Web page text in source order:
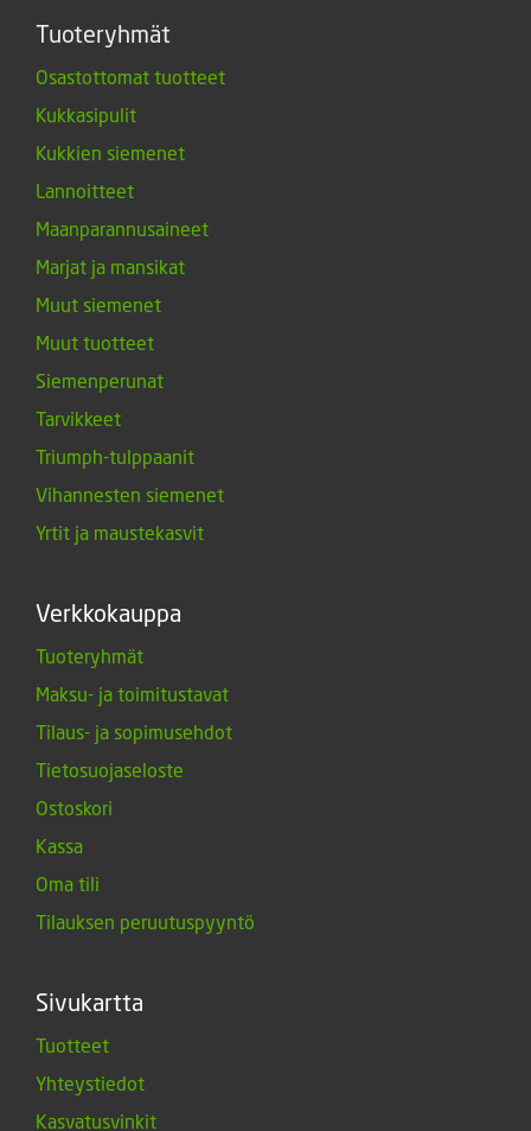
Tuoteryhmät
Osastottomat tuotteet
Kukkasipulit
Kukkien siemenet
Lannoitteet
Maanparannusaineet
Marjat ja mansikat
Muut siemenet
Muut tuotteet
Siemenperunat
Tarvikkeet
Triumph-tulppaanit
Vihannesten siemenet
Yrtit ja maustekasvit
Verkkokauppa
Tuoteryhmät
Maksu- ja toimitustavat
Tilaus- ja sopimusehdot
Tietosuojaseloste
Ostoskori
Kassa
Oma tili
Tilauksen peruutuspyyntö
Sivukartta
Tuotteet
Yhteystiedot
Kasvatusvinkit